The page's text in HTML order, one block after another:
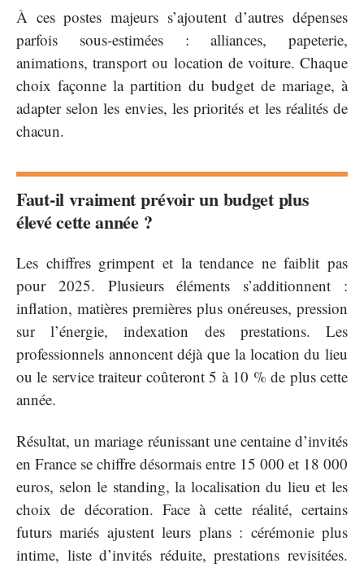
À ces postes majeurs s’ajoutent d’autres dépenses
parfois sous-estimées : alliances, papeterie,
animations, transport ou location de voiture. Chaque
choix façonne la partition du budget de mariage, à
adapter selon les envies, les priorités et les réalités de
chacun.
Faut-il vraiment prévoir un budget plus
élevé cette année ?
Les chiffres grimpent et la tendance ne faiblit pas
pour 2025. Plusieurs éléments s’additionnent :
inflation, matières premières plus onéreuses, pression
sur l’énergie, indexation des prestations. Les
professionnels annoncent déjà que la location du lieu
ou le service traiteur coûteront 5 à 10 % de plus cette
année.
Résultat, un mariage réunissant une centaine d’invités
en France se chiffre désormais entre 15 000 et 18 000
euros, selon le standing, la localisation du lieu et les
choix de décoration. Face à cette réalité, certains
futurs mariés ajustent leurs plans : cérémonie plus
intime, liste d’invités réduite, prestations revisitées.